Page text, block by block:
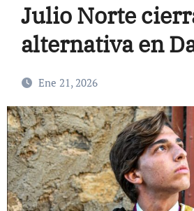
Julio Norte
alternativa en
Ene 21, 2026